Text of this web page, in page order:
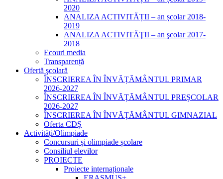
2020
ANALIZA ACTIVITĂȚII – an școlar 2018-
2019
ANALIZA ACTIVITĂŢII – an şcolar 2017-
2018
Ecouri media
Transparență
Ofertă şcolară
ÎNSCRIEREA ÎN ÎNVĂȚĂMÂNTUL PRIMAR
2026-2027
ÎNSCRIEREA ÎN ÎNVĂȚĂMÂNTUL PREȘCOLAR
2026-2027
ÎNSCRIEREA ÎN ÎNVĂȚĂMÂNTUL GIMNAZIAL
Oferta CDȘ
Activități/Olimpiade
Concursuri și olimpiade școlare
Consiliul elevilor
PROIECTE
Proiecte internaționale